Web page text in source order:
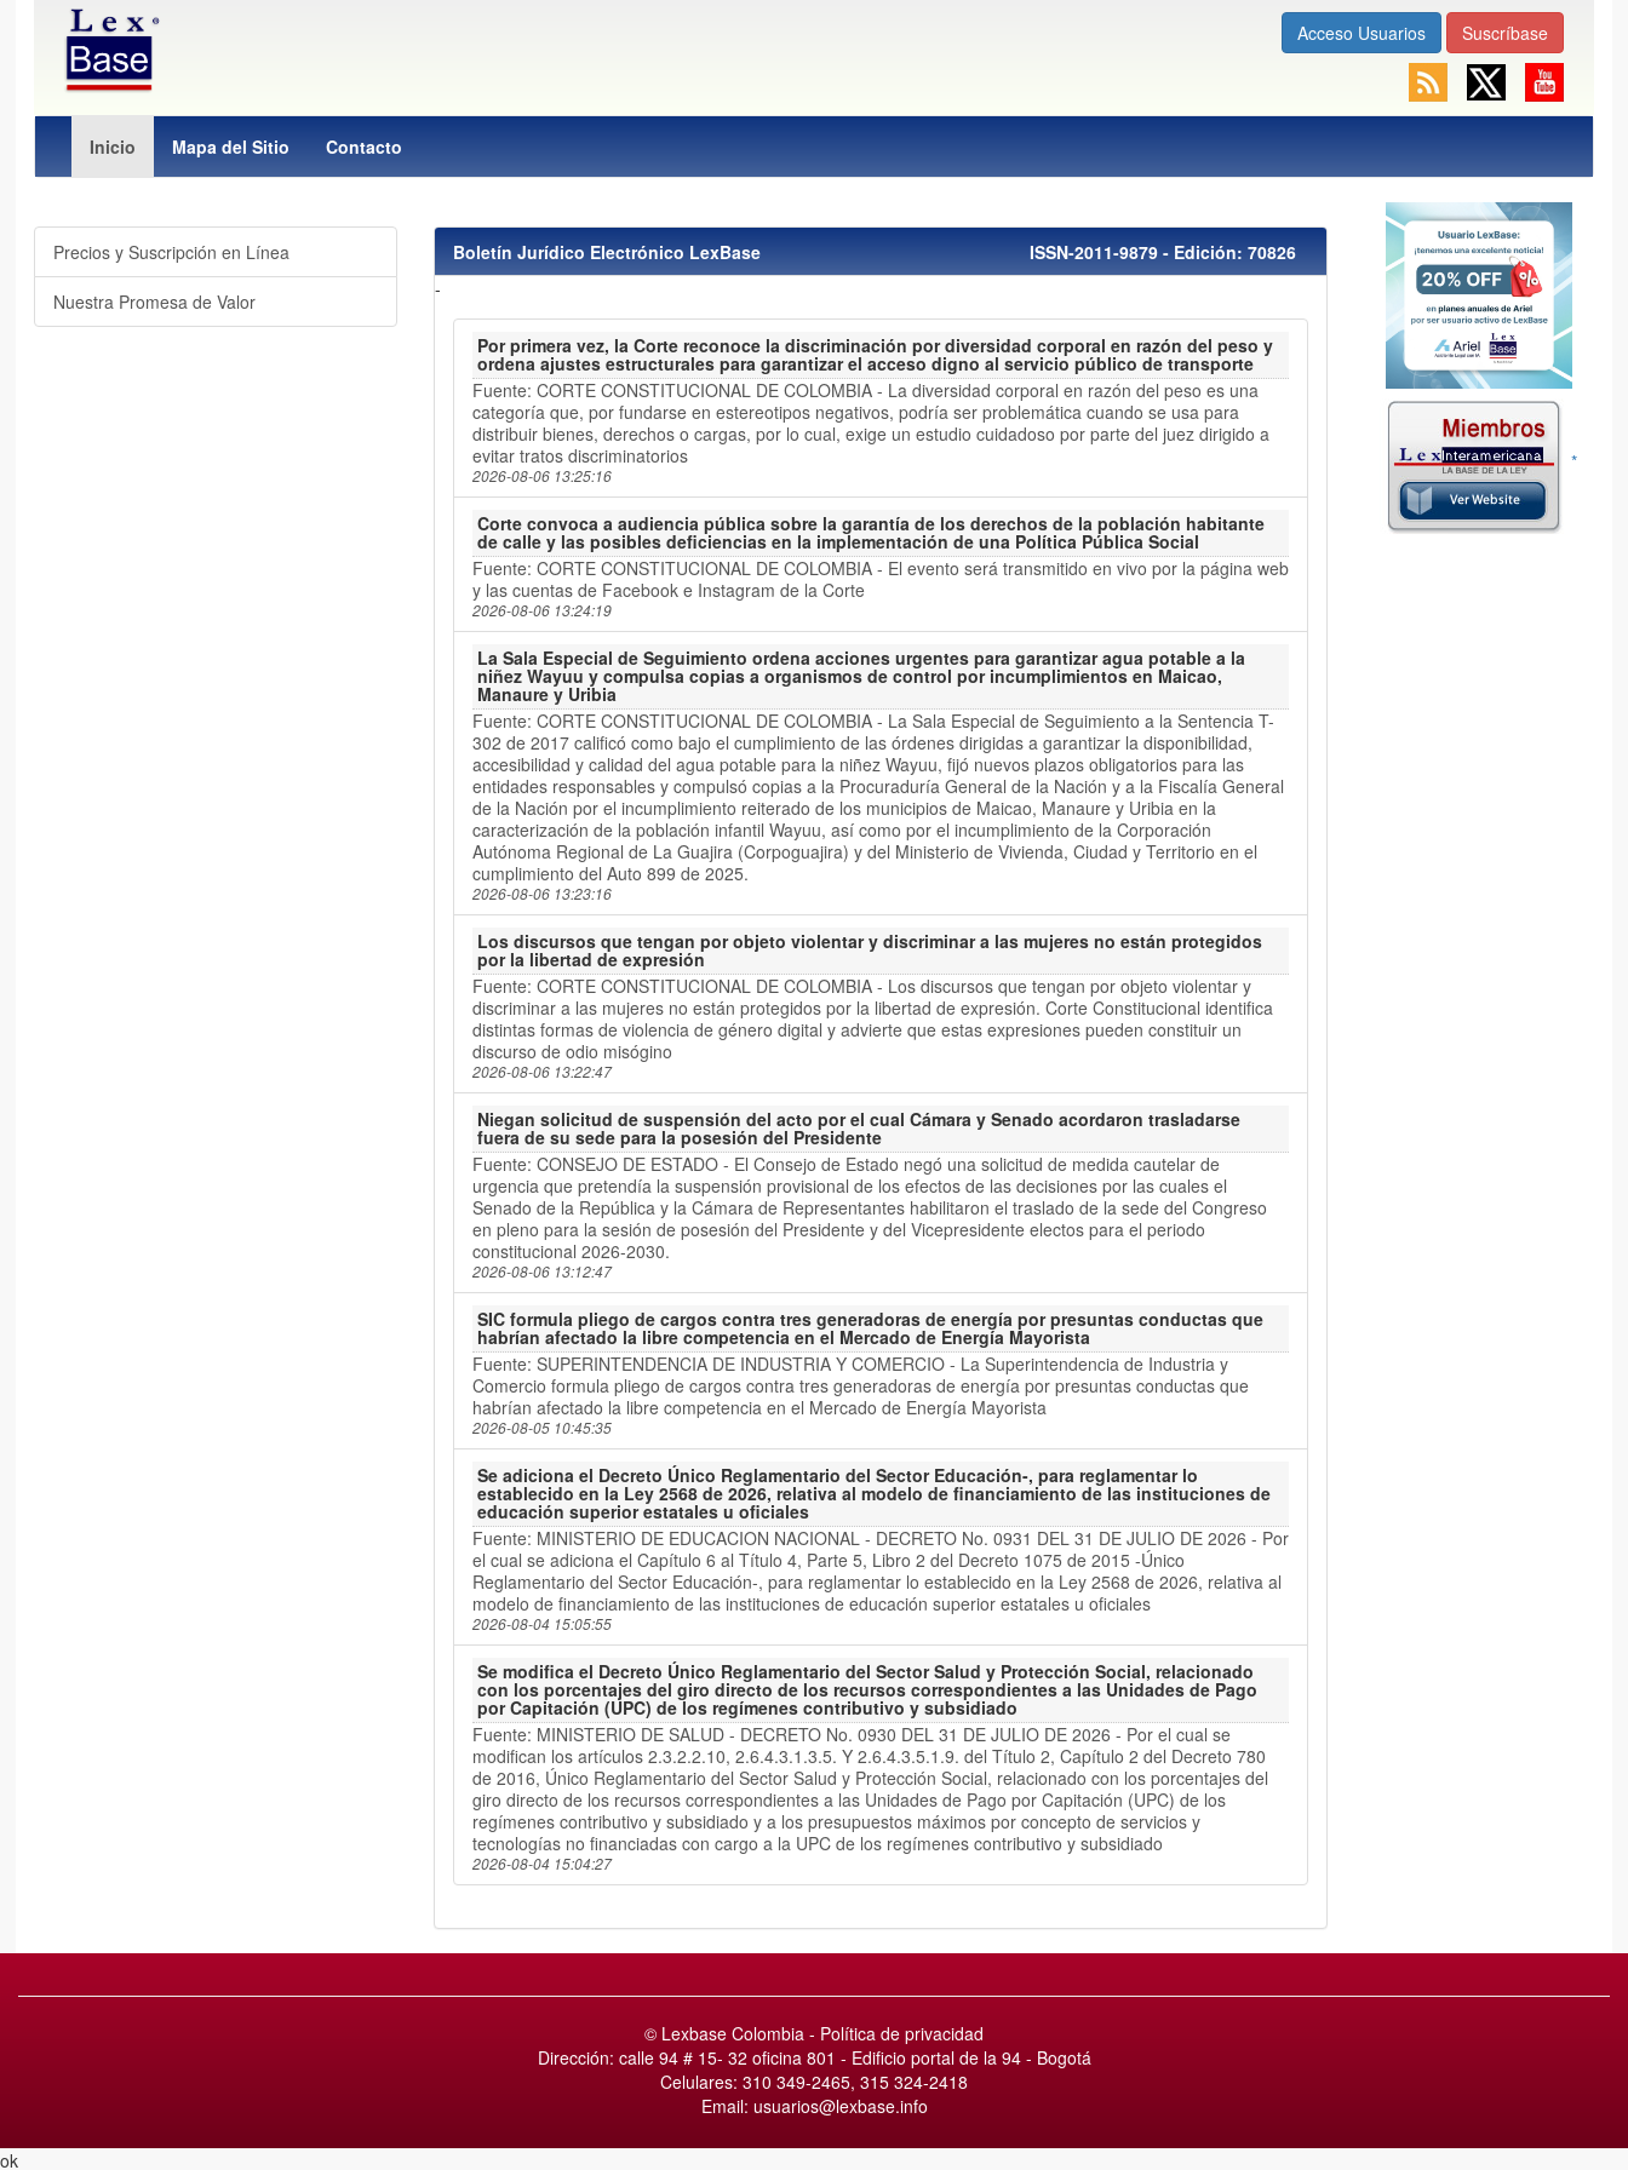
Acceso Usuarios Suscríbase
Inicio Mapa del Sitio Contacto
Precios y Suscripción en Línea
Nuestra Promesa de Valor
Boletín Jurídico Electrónico LexBase
ISSN-2011-9879 - Edición: 70826
-
Por primera vez, la Corte reconoce la discriminación por diversidad corporal en razón del peso y
ordena ajustes estructurales para garantizar el acceso digno al servicio público de transporte
Fuente: CORTE CONSTITUCIONAL DE COLOMBIA - La diversidad corporal en razón del peso es una
categoría que, por fundarse en estereotipos negativos, podría ser problemática cuando se usa para
distribuir bienes, derechos o cargas, por lo cual, exige un estudio cuidadoso por parte del juez dirigido a
evitar tratos discriminatorios
2026-08-06 13:25:16
Corte convoca a audiencia pública sobre la garantía de los derechos de la población habitante
de calle y las posibles deficiencias en la implementación de una Política Pública Social
Fuente: CORTE CONSTITUCIONAL DE COLOMBIA - El evento será transmitido en vivo por la página web
y las cuentas de Facebook e Instagram de la Corte
2026-08-06 13:24:19
La Sala Especial de Seguimiento ordena acciones urgentes para garantizar agua potable a la
niñez Wayuu y compulsa copias a organismos de control por incumplimientos en Maicao,
Manaure y Uribia
Fuente: CORTE CONSTITUCIONAL DE COLOMBIA - La Sala Especial de Seguimiento a la Sentencia T-
302 de 2017 calificó como bajo el cumplimiento de las órdenes dirigidas a garantizar la disponibilidad,
accesibilidad y calidad del agua potable para la niñez Wayuu, fijó nuevos plazos obligatorios para las
entidades responsables y compulsó copias a la Procuraduría General de la Nación y a la Fiscalía General
de la Nación por el incumplimiento reiterado de los municipios de Maicao, Manaure y Uribia en la
caracterización de la población infantil Wayuu, así como por el incumplimiento de la Corporación
Autónoma Regional de La Guajira (Corpoguajira) y del Ministerio de Vivienda, Ciudad y Territorio en el
cumplimiento del Auto 899 de 2025.
2026-08-06 13:23:16
Los discursos que tengan por objeto violentar y discriminar a las mujeres no están protegidos
por la libertad de expresión
Fuente: CORTE CONSTITUCIONAL DE COLOMBIA - Los discursos que tengan por objeto violentar y
discriminar a las mujeres no están protegidos por la libertad de expresión. Corte Constitucional identifica
distintas formas de violencia de género digital y advierte que estas expresiones pueden constituir un
discurso de odio misógino
2026-08-06 13:22:47
Niegan solicitud de suspensión del acto por el cual Cámara y Senado acordaron trasladarse
fuera de su sede para la posesión del Presidente
Fuente: CONSEJO DE ESTADO - El Consejo de Estado negó una solicitud de medida cautelar de
urgencia que pretendía la suspensión provisional de los efectos de las decisiones por las cuales el
Senado de la República y la Cámara de Representantes habilitaron el traslado de la sede del Congreso
en pleno para la sesión de posesión del Presidente y del Vicepresidente electos para el periodo
constitucional 2026-2030.
2026-08-06 13:12:47
SIC formula pliego de cargos contra tres generadoras de energía por presuntas conductas que
habrían afectado la libre competencia en el Mercado de Energía Mayorista
Fuente: SUPERINTENDENCIA DE INDUSTRIA Y COMERCIO - La Superintendencia de Industria y
Comercio formula pliego de cargos contra tres generadoras de energía por presuntas conductas que
habrían afectado la libre competencia en el Mercado de Energía Mayorista
2026-08-05 10:45:35
Se adiciona el Decreto Único Reglamentario del Sector Educación-, para reglamentar lo
establecido en la Ley 2568 de 2026, relativa al modelo de financiamiento de las instituciones de
educación superior estatales u oficiales
Fuente: MINISTERIO DE EDUCACION NACIONAL - DECRETO No. 0931 DEL 31 DE JULIO DE 2026 - Por
el cual se adiciona el Capítulo 6 al Título 4, Parte 5, Libro 2 del Decreto 1075 de 2015 -Único
Reglamentario del Sector Educación-, para reglamentar lo establecido en la Ley 2568 de 2026, relativa al
modelo de financiamiento de las instituciones de educación superior estatales u oficiales
2026-08-04 15:05:55
Se modifica el Decreto Único Reglamentario del Sector Salud y Protección Social, relacionado
con los porcentajes del giro directo de los recursos correspondientes a las Unidades de Pago
por Capitación (UPC) de los regímenes contributivo y subsidiado
Fuente: MINISTERIO DE SALUD - DECRETO No. 0930 DEL 31 DE JULIO DE 2026 - Por el cual se
modifican los artículos 2.3.2.2.10, 2.6.4.3.1.3.5. Y 2.6.4.3.5.1.9. del Título 2, Capítulo 2 del Decreto 780
de 2016, Único Reglamentario del Sector Salud y Protección Social, relacionado con los porcentajes del
giro directo de los recursos correspondientes a las Unidades de Pago por Capitación (UPC) de los
regímenes contributivo y subsidiado y a los presupuestos máximos por concepto de servicios y
tecnologías no financiadas con cargo a la UPC de los regímenes contributivo y subsidiado
2026-08-04 15:04:27
*
© Lexbase Colombia - Política de privacidad
Dirección: calle 94 # 15- 32 oficina 801 - Edificio portal de la 94 - Bogotá
Celulares: 310 349-2465, 315 324-2418
Email: usuarios@lexbase.info
ok